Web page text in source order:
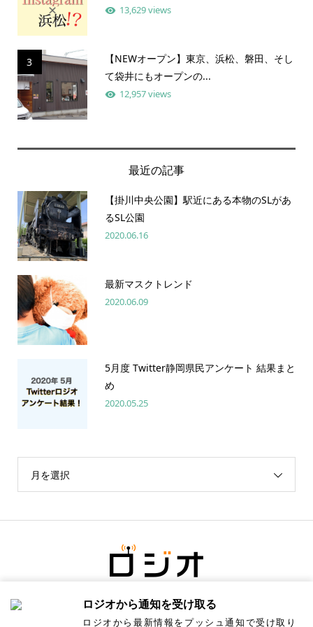
13,629 views
3
【NEWオープン】東京、浜松、磐田、そし
て袋井にもオープンの...
12,957 views
最近の記事
【掛川中央公園】駅近にある本物のSLがあ
るSL公園
2020.06.16
最新マスクトレンド
2020.06.09
5月度 Twitter静岡県民アンケート 結果まと
め
2020.05.25
月を選択
ロジオから通知を受け取る
ロジオから最新情報をプッシュ通知で受け取り